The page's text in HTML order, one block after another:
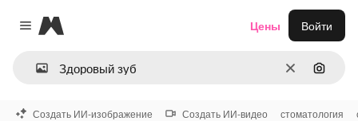
Close menu
Magnific
ОчиститьПоиск
Цены Войти
Создать ИИ-изображение Создать ИИ-видео стоматология